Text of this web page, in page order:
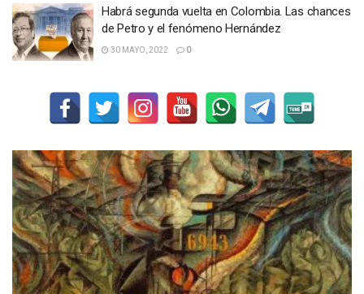
Habrá segunda vuelta en Colombia. Las chances
de Petro y el fenómeno Hernández
30 MAYO, 2022 0